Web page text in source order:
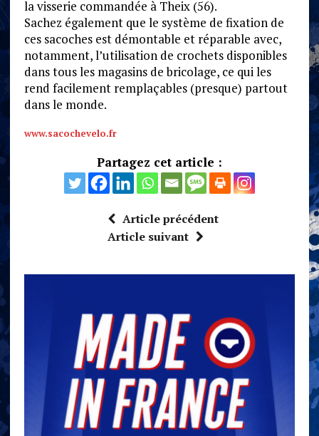
la visserie commandée à Theix (56).
Sachez également que le système de fixation de
ces sacoches est démontable et réparable avec,
notamment, l’utilisation de crochets disponibles
dans tous les magasins de bricolage, ce qui les
rend facilement remplaçables (presque) partout
dans le monde.
www.sacochevelo.fr
Partagez cet article :
Article précédent
Article suivant